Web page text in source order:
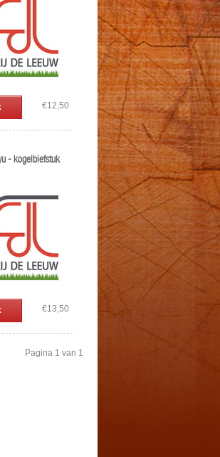
€12,50
- kogelbiefstuk
€13,50
Pagina 1 van 1